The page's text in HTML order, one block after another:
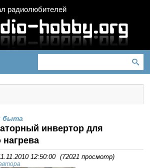
радиолюбителей
быта
инвертор для
нагрева
12:50:00 (72021 просмотр)